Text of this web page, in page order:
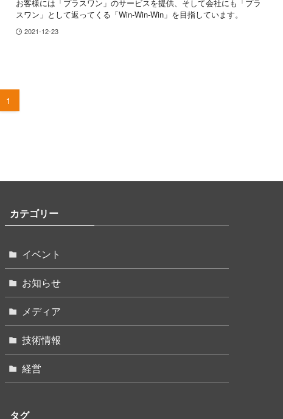
お客様には「プラスワン」のサービスを提供、そして会社にも「プラ
スワン」として返ってくる「Win-Win-Win」を目指しています。
2021-12-23
1
カテゴリー
イベント
お知らせ
メディア
技術情報
経営
タグ